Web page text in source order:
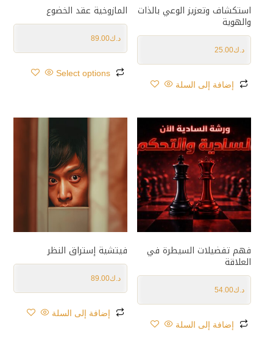
استكشاف وتعزيز الوعي بالذات
والهوية
د.ك25.00
إضافة إلى السلة
المازوخية عقد الخضوع
د.ك89.00
Select options
فهم تفضيلات السيطرة في
العلاقة
د.ك54.00
إضافة إلى السلة
فيتشية إستراق النظر
د.ك89.00
إضافة إلى السلة